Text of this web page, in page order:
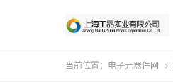
当前位置： 电子元器件网 